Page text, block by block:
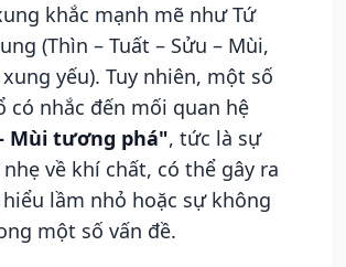
khắc mạnh mẽ như Tứ
(Thìn – Tuất – Sửu – Mùi,
yếu). Tuy nhiên, một số
có nhắc đến mối quan hệ
Mùi tương phá", tức là sự
về khí chất, có thể gây ra
lầm nhỏ hoặc sự không
một số vấn đề.